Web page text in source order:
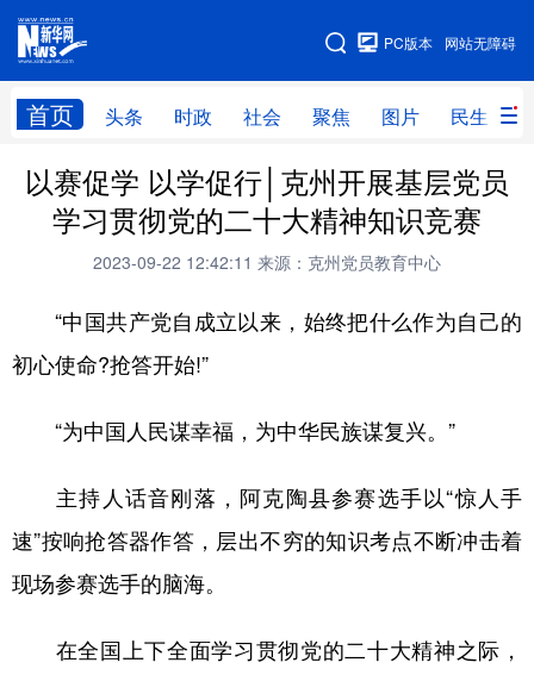
网站无障碍
PC版本
首页 头条 时政 社会 聚焦 图片 民生
网站地图
头条 时政 社会 聚焦
图片 民生 访谈 经济
服务
云游新疆 云端悦读 云看书画 光影新疆
人事频道 融媒体联播
辽宁 吉林
以赛促学 以学促行│克州开展基层党员
学习贯彻党的二十大精神知识竞赛
2023-09-22 12:42:11 来源：克州党员教育中心
“中国共产党自成立以来，始终把什么作为自己的
初心使命?抢答开始!”
“为中国人民谋幸福，为中华民族谋复兴。”
主持人话音刚落，阿克陶县参赛选手以“惊人手
速”按响抢答器作答，层出不穷的知识考点不断冲击着
现场参赛选手的脑海。
在全国上下全面学习贯彻党的二十大精神之际，